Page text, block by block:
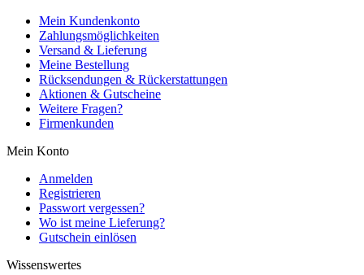
Mein Kundenkonto
Zahlungsmöglichkeiten
Versand & Lieferung
Meine Bestellung
Rücksendungen & Rückerstattungen
Aktionen & Gutscheine
Weitere Fragen?
Firmenkunden
Mein Konto
Anmelden
Registrieren
Passwort vergessen?
Wo ist meine Lieferung?
Gutschein einlösen
Wissenswertes